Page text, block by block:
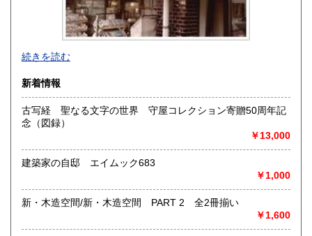
185円
古美術部を併設し、掛軸・油絵・版画・やきもの等も取り扱
っています。
当店ホームページでは、ジャンル別の「書籍目録」を公開し
ております。
商品画像をご覧になりたい方はお申し付けください。
沿線名：地下鉄桜通線
最寄駅：桜山駅下車(2番出口から東へ徒歩5分・「藤成通1」
交差点角)
営業時間：09:30-18:30
書籍の買取について
-
続きを読む
新着情報
古写経 聖なる文字の世界 守屋コレクション寄贈50周年記
念（図録）
￥13,000
建築家の自邸 エイムック683
￥1,000
新・木造空間/新・木造空間 PART 2 全2冊揃い
￥1,600